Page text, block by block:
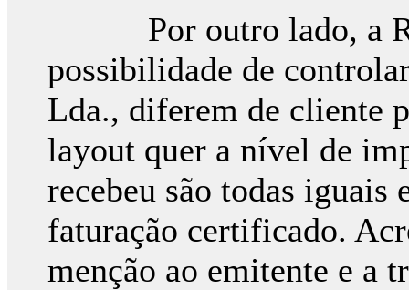
Por outro lado, a
possibilidade de
Lda., diferem de cliente
layout quer a nível de
recebeu são todas iguais
faturação certificado.
menção ao emitente e a